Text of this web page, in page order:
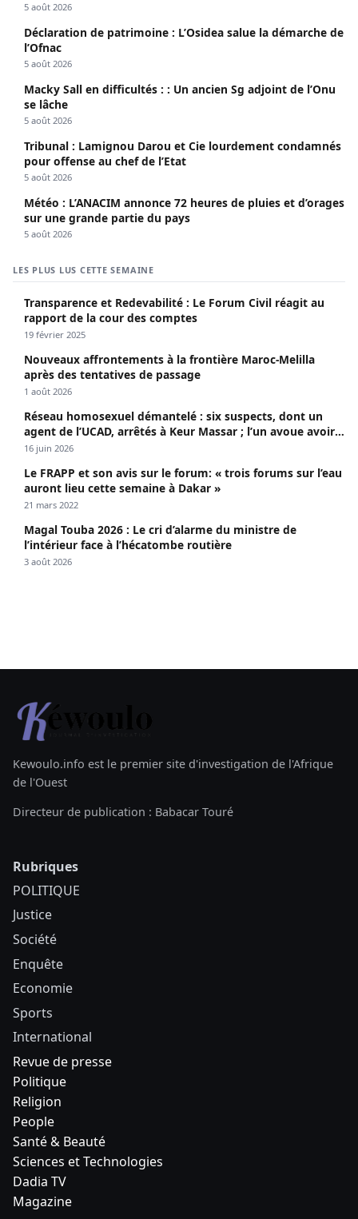
5 août 2026
Déclaration de patrimoine : L’Osidea salue la démarche de
l’Ofnac
5 août 2026
Macky Sall en difficultés : : Un ancien Sg adjoint de l’Onu
se lâche
5 août 2026
Tribunal : Lamignou Darou et Cie lourdement condamnés
pour offense au chef de l’Etat
5 août 2026
Météo : L’ANACIM annonce 72 heures de pluies et d’orages
sur une grande partie du pays
5 août 2026
LES PLUS LUS CETTE SEMAINE
Transparence et Redevabilité : Le Forum Civil réagit au
rapport de la cour des comptes
19 février 2025
Nouveaux affrontements à la frontière Maroc-Melilla
après des tentatives de passage
1 août 2026
Réseau homosexuel démantelé : six suspects, dont un
agent de l’UCAD, arrêtés à Keur Massar ; l’un avoue avoir
propagé le VIH depuis 2018
16 juin 2026
Le FRAPP et son avis sur le forum: « trois forums sur l’eau
auront lieu cette semaine à Dakar »
21 mars 2022
Magal Touba 2026 : Le cri d’alarme du ministre de
l’intérieur face à l’hécatombe routière
3 août 2026
Kewoulo.info est le premier site d'investigation de l'Afrique
de l'Ouest
Directeur de publication : Babacar Touré
Rubriques
POLITIQUE
Justice
Société
Enquête
Economie
Sports
International
Revue de presse
Politique
Religion
People
Santé & Beauté
Sciences et Technologies
Dadia TV
Magazine